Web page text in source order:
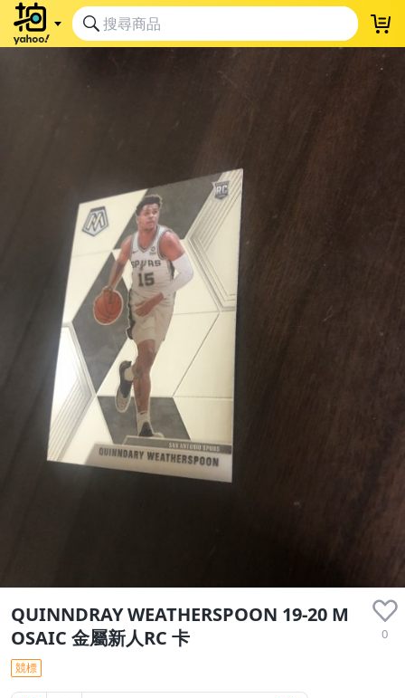
QUINNDRAY WEATHERSPOON 19-20 M
OSAIC 金屬新人RC 卡
0
競標